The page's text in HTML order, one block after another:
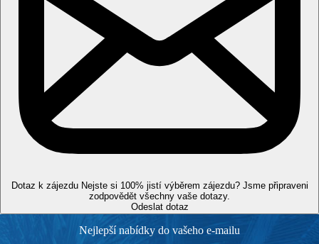
Dotaz k zájezdu Nejste si 100% jistí výběrem zájezdu? Jsme připraveni
zodpovědět všechny vaše dotazy.
Odeslat dotaz
Nejlepší nabídky do vašeho e-mailu